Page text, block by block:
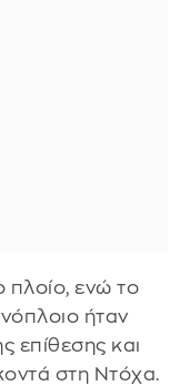
πλοίο, ενώ το
ήταν
επίθεσης και
στη Ντόχα.